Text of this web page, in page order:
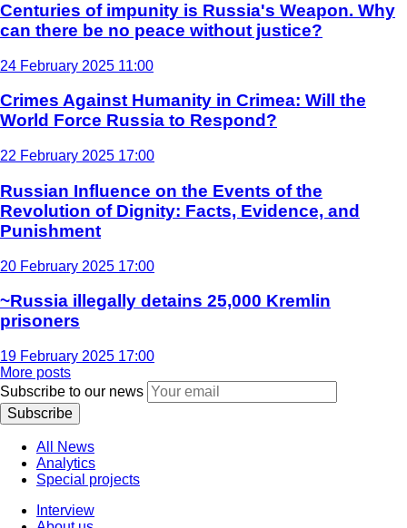
Centuries of impunity is Russia's Weapon. Why
can there be no peace without justice?
24 February 2025 11:00
Crimes Against Humanity in Crimea: Will the
World Force Russia to Respond?
22 February 2025 17:00
Russian Influence on the Events of the
Revolution of Dignity: Facts, Evidence, and
Punishment
20 February 2025 17:00
~Russia illegally detains 25,000 Kremlin
prisoners
19 February 2025 17:00
More posts
Subscribe to our news
Subscribe
All News
Analytics
Special projects
Interview